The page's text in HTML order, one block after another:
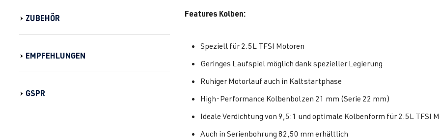
ZUBEHÖR
EMPFEHLUNGEN
GSPR
Features Kolben:
Speziell für 2.5L TFSI Motoren
Geringes Laufspiel möglich dank spezieller Legierung
Ruhiger Motorlauf auch in Kaltstartphase
High-Performance Kolbenbolzen 21 mm (Serie 22 mm)
Ideale Verdichtung von 9,5:1 und optimale Kolbenform für 2.5L TFSI
Auch in Serienbohrung 82,50 mm erhältlich